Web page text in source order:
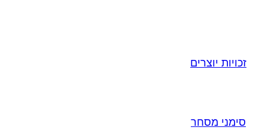
זכויות יוצרים
סימני מסחר